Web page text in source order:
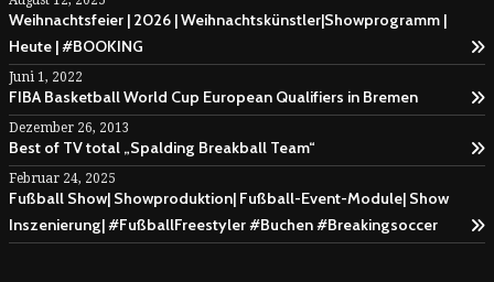
Weihnachtsfeier | 2026 | Weihnachtskünstler|Showprogramm |
Heute | #BOOKING
Juni 1, 2022
FIBA Basketball World Cup European Qualifiers in Bremen
Dezember 26, 2013
Best of TV total „Spalding Breakball Team“
Februar 24, 2025
Fußball Show| Showproduktion| Fußball-Event-Module| Show
Inszenierung| #FußballFreestyler #Buchen #Breakingsoccer